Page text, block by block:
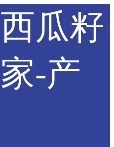
瓜籽
-产